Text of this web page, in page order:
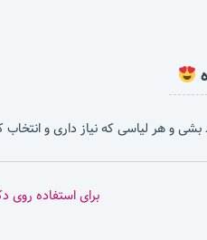
بشی و هر لیاسی که نیاز داری و
برای استفاده روی